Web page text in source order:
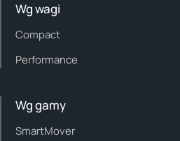
Wg wagi
Compact
Performance
Wg gamy
SmartMover